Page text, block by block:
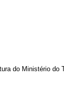
do Ministério